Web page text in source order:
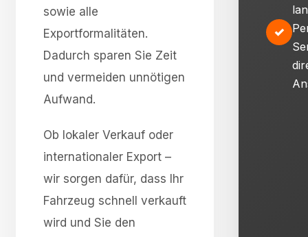
sowie alle
Exportformalitäten.
Dadurch sparen Sie Zeit
und vermeiden unnötigen
Aufwand.
Ob lokaler Verkauf oder
internationaler Export –
wir sorgen dafür, dass Ihr
Fahrzeug schnell verkauft
wird und Sie den
✓